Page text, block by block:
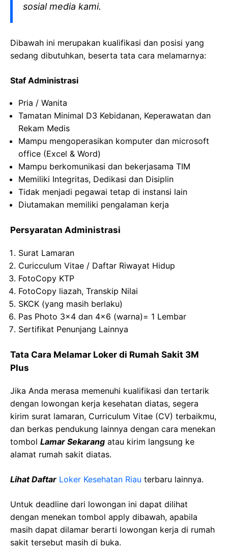
sosial media kami.
Dibawah ini merupakan kualifikasi dan posisi yang
sedang dibutuhkan, beserta tata cara melamarnya:
Staf Administrasi
Pria / Wanita
Tamatan Minimal D3 Kebidanan, Keperawatan dan
Rekam Medis
Mampu mengoperasikan komputer dan microsoft
office (Excel & Word)
Mampu berkomunikasi dan bekerjasama TIM
Memiliki Integritas, Dedikasi dan Disiplin
Tidak menjadi pegawai tetap di instansi lain
Diutamakan memiliki pengalaman kerja
Persyaratan Administrasi
Surat Lamaran
Curicculum Vitae / Daftar Riwayat Hidup
FotoCopy KTP
FotoCopy liazah, Transkip Nilai
SKCK (yang masih berlaku)
Pas Photo 3×4 dan 4×6 (warna)= 1 Lembar
Sertifikat Penunjang Lainnya
Tata Cara Melamar Loker di Rumah Sakit 3M
Plus
Jika Anda merasa memenuhi kualifikasi dan tertarik
dengan lowongan kerja kesehatan diatas, segera
kirim surat lamaran, Curriculum Vitae (CV) terbaikmu,
dan berkas pendukung lainnya dengan cara menekan
tombol Lamar Sekarang atau kirim langsung ke
alamat rumah sakit diatas.
Lihat Daftar Loker Kesehatan Riau terbaru lainnya.
Untuk deadline dari lowongan ini dapat dilihat
dengan menekan tombol apply dibawah, apabila
masih dapat dilamar berarti lowongan kerja di rumah
sakit tersebut masih di buka.